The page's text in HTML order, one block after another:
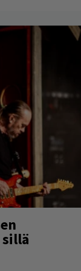
sillä